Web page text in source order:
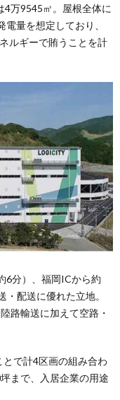
4万9545㎡。屋根全体に
量を想定しており、
ルギーで賄うことを計
6分）、福岡ICから約
配送に優れた立地。
路輸送に加えて空路・
で計4区画の組み合わ
まで、入居企業の用途